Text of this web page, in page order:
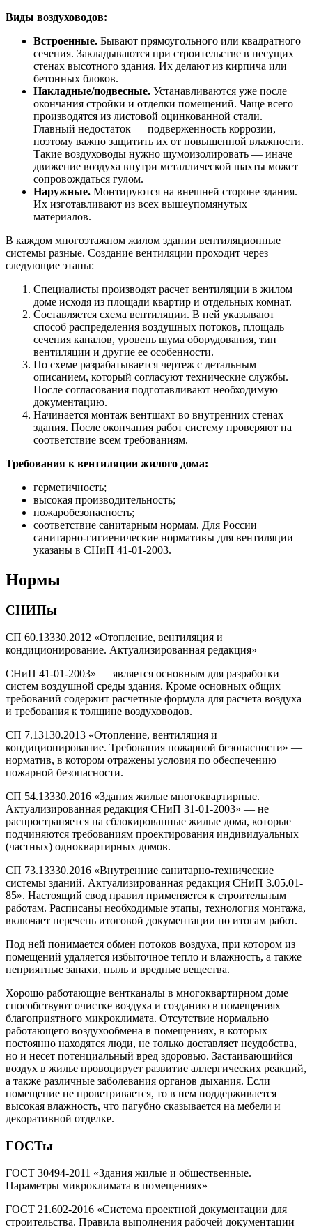
Виды воздуховодов:
Встроенные. Бывают прямоугольного или квадратного
сечения. Закладываются при строительстве в несущих
стенах высотного здания. Их делают из кирпича или
бетонных блоков.
Накладные/подвесные. Устанавливаются уже после
окончания стройки и отделки помещений. Чаще всего
производятся из листовой оцинкованной стали.
Главный недостаток — подверженность коррозии,
поэтому важно защитить их от повышенной влажности.
Такие воздуховоды нужно шумоизолировать — иначе
движение воздуха внутри металлической шахты может
сопровождаться гулом.
Наружные. Монтируются на внешней стороне здания.
Их изготавливают из всех вышеупомянутых
материалов.
В каждом многоэтажном жилом здании вентиляционные
системы разные. Создание вентиляции проходит через
следующие этапы:
Специалисты производят расчет вентиляции в жилом
доме исходя из площади квартир и отдельных комнат.
Составляется схема вентиляции. В ней указывают
способ распределения воздушных потоков, площадь
сечения каналов, уровень шума оборудования, тип
вентиляции и другие ее особенности.
По схеме разрабатывается чертеж с детальным
описанием, который согласуют технические службы.
После согласования подготавливают необходимую
документацию.
Начинается монтаж вентшахт во внутренних стенах
здания. После окончания работ систему проверяют на
соответствие всем требованиям.
Требования к вентиляции жилого дома:
герметичность;
высокая производительность;
пожаробезопасность;
соответствие санитарным нормам. Для России
санитарно-гигиенические нормативы для вентиляции
указаны в СНиП 41-01-2003.
Нормы
СНИПы
СП 60.13330.2012 «Отопление, вентиляция и
кондиционирование. Актуализированная редакция»
СНиП 41-01-2003» — является основным для разработки
систем воздушной среды здания. Кроме основных общих
требований содержит расчетные формула для расчета воздуха
и требования к толщине воздуховодов.
СП 7.13130.2013 «Отопление, вентиляция и
кондиционирование. Требования пожарной безопасности» —
норматив, в котором отражены условия по обеспечению
пожарной безопасности.
СП 54.13330.2016 «Здания жилые многоквартирные.
Актуализированная редакция СНиП 31-01-2003» — не
распространяется на сблокированные жилые дома, которые
подчиняются требованиям проектирования индивидуальных
(частных) одноквартирных домов.
СП 73.13330.2016 «Внутренние санитарно-технические
системы зданий. Актуализированная редакция СНиП 3.05.01-
85». Настоящий свод правил применяется к строительным
работам. Расписаны необходимые этапы, технология монтажа,
включает перечень итоговой документации по итогам работ.
Под ней понимается обмен потоков воздуха, при котором из
помещений удаляется избыточное тепло и влажность, а также
неприятные запахи, пыль и вредные вещества.
Хорошо работающие вентканалы в многоквартирном доме
способствуют очистке воздуха и созданию в помещениях
благоприятного микроклимата. Отсутствие нормально
работающего воздухообмена в помещениях, в которых
постоянно находятся люди, не только доставляет неудобства,
но и несет потенциальный вред здоровью. Застаивающийся
воздух в жилье провоцирует развитие аллергических реакций,
а также различные заболевания органов дыхания. Если
помещение не проветривается, то в нем поддерживается
высокая влажность, что пагубно сказывается на мебели и
декоративной отделке.
ГОСТы
ГОСТ 30494-2011 «Здания жилые и общественные.
Параметры микроклимата в помещениях»
ГОСТ 21.602-2016 «Система проектной документации для
строительства. Правила выполнения рабочей документации